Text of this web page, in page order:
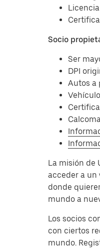
Socio
Ser
DPI
Autos a
La misión de
acceder a un
donde
mundo a
Los socios
con ciertos
mundo.